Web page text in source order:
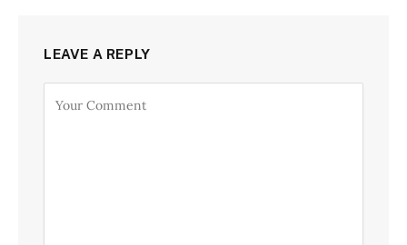
LEAVE A REPLY